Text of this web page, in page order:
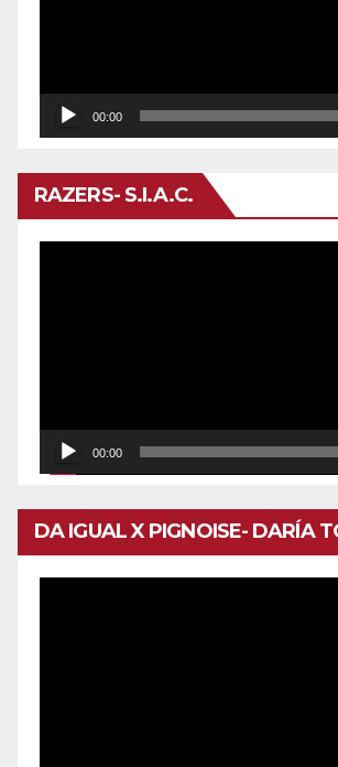
00:00
RAZERS- S.I.A.C.
00:00
DA IGUAL X PIGNOISE- DARÍA